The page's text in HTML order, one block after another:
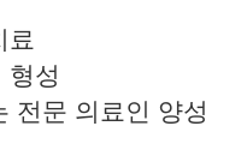
료
형성
전문 의료인 양성